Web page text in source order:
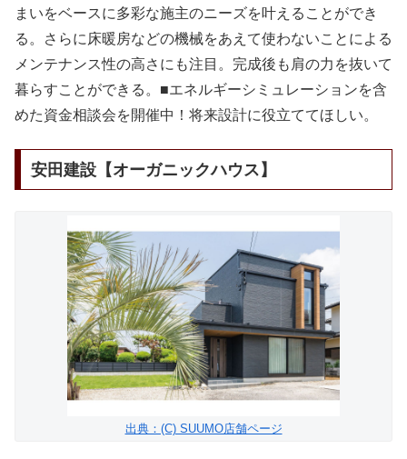
まいをベースに多彩な施主のニーズを叶えることができ
る。さらに床暖房などの機械をあえて使わないことによる
メンテナンス性の高さにも注目。完成後も肩の力を抜いて
暮らすことができる。■エネルギーシミュレーションを含
めた資金相談会を開催中！将来設計に役立ててほしい。
安田建設【オーガニックハウス】
出典：(C) SUUMO店舗ページ